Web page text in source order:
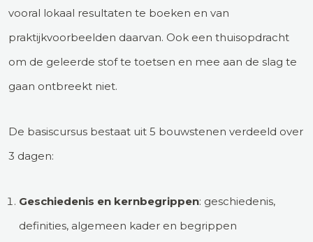
vooral lokaal resultaten te boeken en van
praktijkvoorbeelden daarvan. Ook een thuisopdracht
om de geleerde stof te toetsen en mee aan de slag te
gaan ontbreekt niet.
De basiscursus bestaat uit 5 bouwstenen verdeeld over
3 dagen:
Geschiedenis en kernbegrippen: geschiedenis,
definities, algemeen kader en begrippen